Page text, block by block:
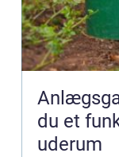
du et
uderum